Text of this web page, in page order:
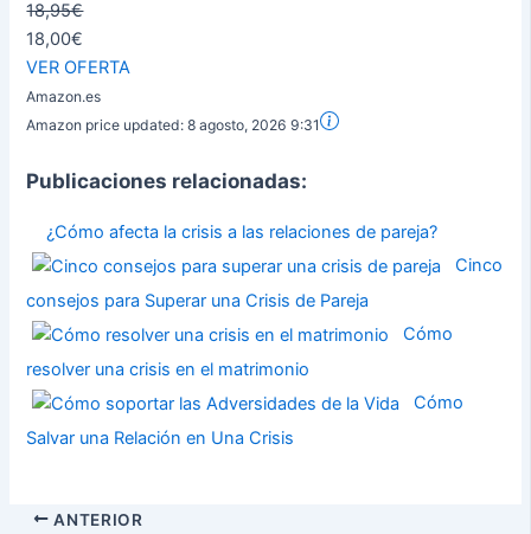
18,95€
18,00€
VER OFERTA
Amazon.es
Amazon price updated:8 agosto, 2026 9:31
Publicaciones relacionadas:
¿Cómo afecta la crisis a las relaciones de pareja?
Cinco
consejos para Superar una Crisis de Pareja
Cómo
resolver una crisis en el matrimonio
Cómo
Salvar una Relación en Una Crisis
ANTERIOR